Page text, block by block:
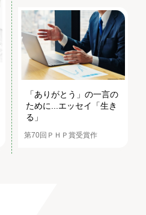
「ありがとう」の一言の
ために...エッセイ「生き
る」
第70回ＰＨＰ賞受賞作